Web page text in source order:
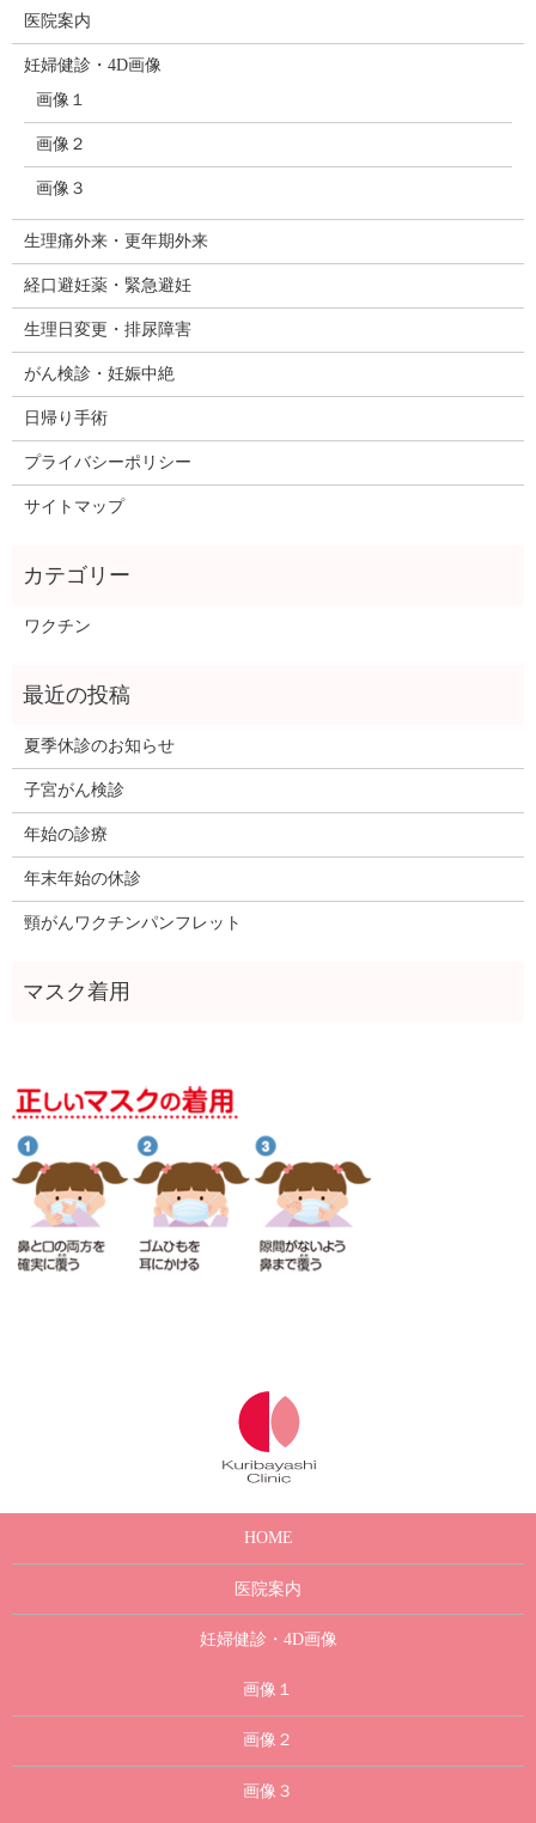
医院案内
妊婦健診・4D画像
画像１
画像２
画像３
生理痛外来・更年期外来
経口避妊薬・緊急避妊
生理日変更・排尿障害
がん検診・妊娠中絶
日帰り手術
プライバシーポリシー
サイトマップ
ワクチン
夏季休診のお知らせ
子宮がん検診
年始の診療
年末年始の休診
頸がんワクチンパンフレット
HOME
医院案内
妊婦健診・4D画像
画像１
画像２
画像３